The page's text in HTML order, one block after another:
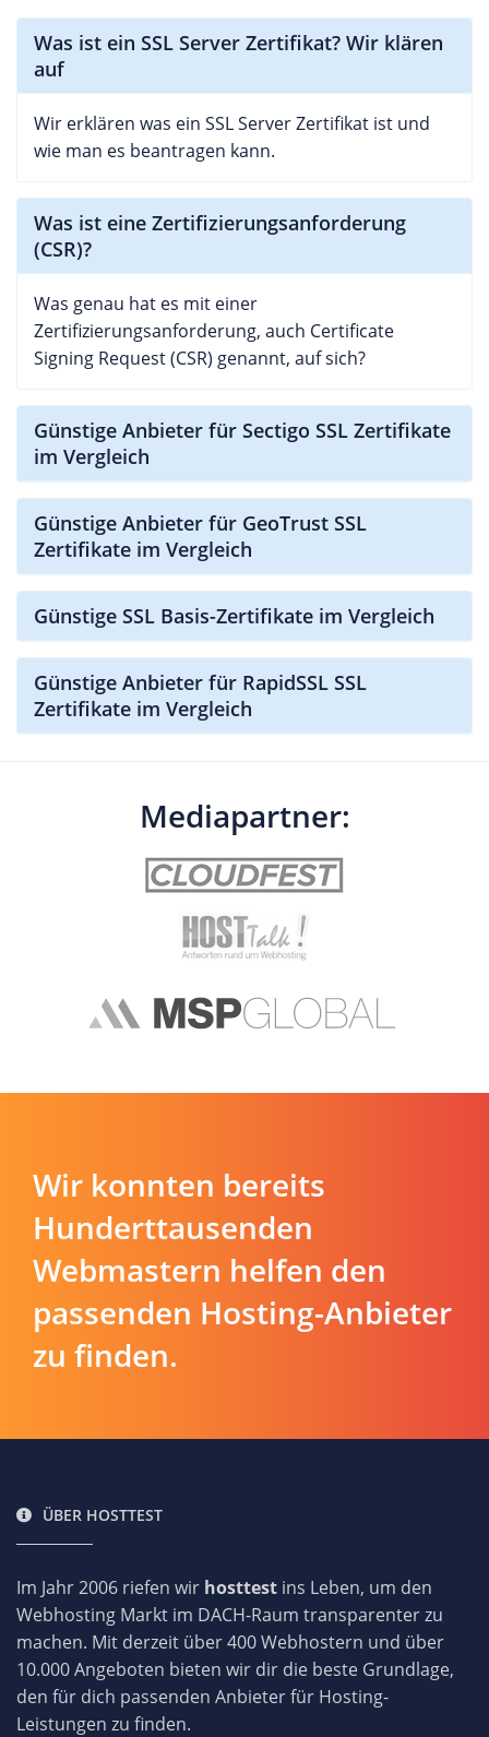
Was ist ein SSL Server Zertifikat? Wir klären
auf
Wir erklären was ein SSL Server Zertifikat ist und
wie man es beantragen kann.
Was ist eine Zertifizierungsanforderung
(CSR)?
Was genau hat es mit einer
Zertifizierungsanforderung, auch Certificate
Signing Request (CSR) genannt, auf sich?
Günstige Anbieter für Sectigo SSL Zertifikate
im Vergleich
Günstige Anbieter für GeoTrust SSL
Zertifikate im Vergleich
Günstige SSL Basis-Zertifikate im Vergleich
Günstige Anbieter für RapidSSL SSL
Zertifikate im Vergleich
Mediapartner:
Wir konnten bereits
Hunderttausenden
Webmastern helfen den
passenden Hosting-Anbieter
zu finden.
ÜBER HOSTTEST
Im Jahr 2006 riefen wir hosttest ins Leben, um den
Webhosting Markt im DACH-Raum transparenter zu
machen. Mit derzeit über 400 Webhostern und über
10.000 Angeboten bieten wir dir die beste Grundlage,
den für dich passenden Anbieter für Hosting-
Leistungen zu finden.